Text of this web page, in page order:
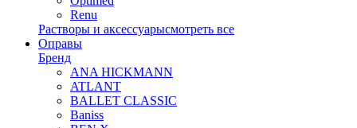
Renu
Растворы и аксессуарысмотреть все
Оправы
Бренд
ANA HICKMANN
ATLANT
BALLET CLASSIC
Baniss